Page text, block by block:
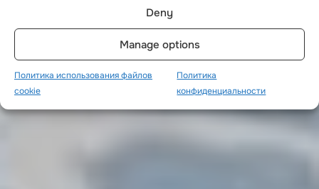
Deny
Manage options
Политика использования файлов
cookie
Политика
конфиденциальности